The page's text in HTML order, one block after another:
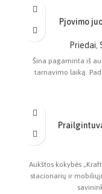
Pjovimo
Priedai,
Šina pagaminta iš
tarnavimo laiką.
Aukštos kokybės
stacionarių ir